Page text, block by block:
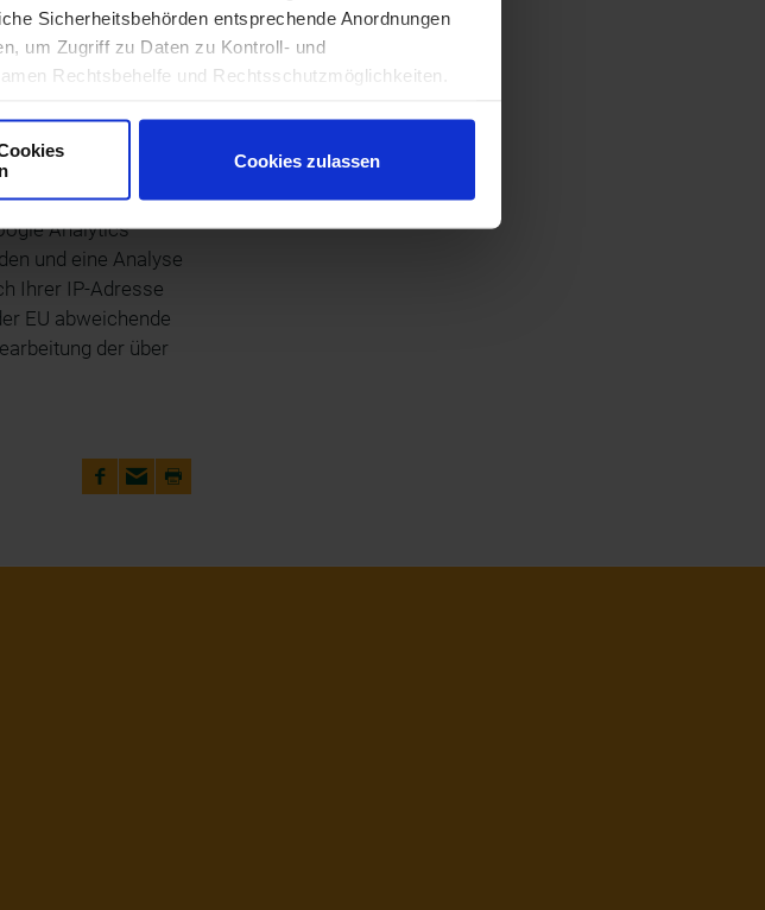
Sicherheitsbehörden entsprechende Anordnungen
um Zugriff zu Daten zu Kontroll- und
Rechtsbehelfe und Rechtsschutzmöglichkeiten.
bzw. Meta weiter. Weitere Details betreffend
Cookies zulassen
GmbH
Verwendung ist
Trotz unserer
Seiten Dritter
Analytics
und eine Analyse
Ihrer IP-Adresse
EU abweichende
der über